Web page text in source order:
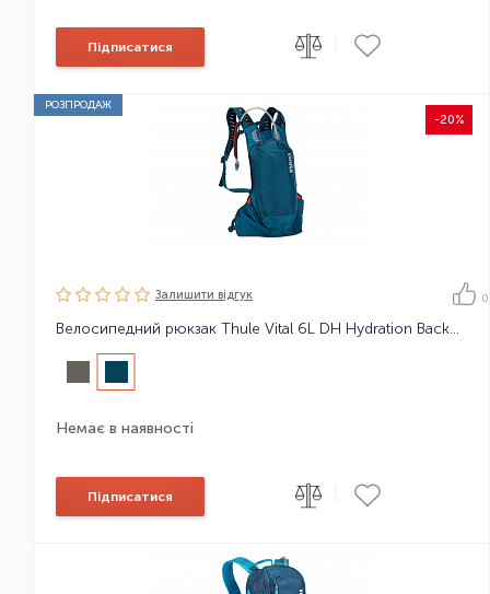
Підписатися
РОЗПРОДАЖ
-20%
Залишити вiдгук 0
Велосипедний рюкзак Thule Vital 6L DH Hydration Backpack
Немає в наявності
Підписатися